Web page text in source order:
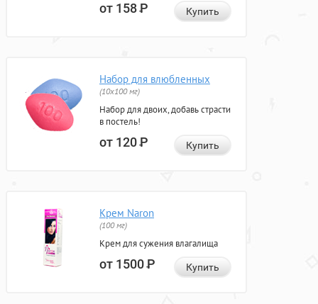
от 158Р Купить
Набор для влюбленных
(10х100 мг)
Набор для двоих, добавь страсти
в постель!
от 120Р Купить
Крем Naron
(100 мг)
Крем для сужения влагалища
от 1500Р Купить